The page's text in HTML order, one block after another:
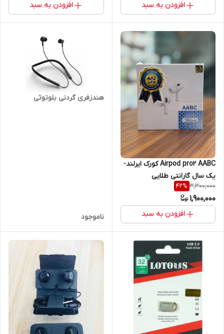
افزودن به سبد افزودن به سبد
Airpod pro2 AABC کورک ایرلند-
یک سال گارانتی طلایی
3,300,000
42%
1,900,000
افزودن به سبد
هندزفری گردنی بلوتوثی
ناموجود